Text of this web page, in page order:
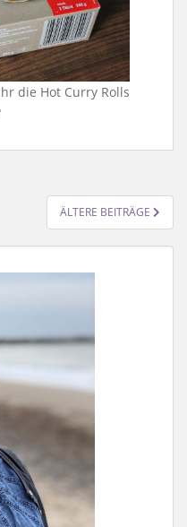
die Hot Curry Rolls
ÄLTERE BEITRÄGE